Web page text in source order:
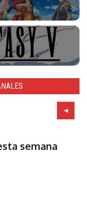
semana